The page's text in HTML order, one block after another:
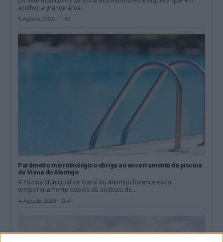
acolher a grande área...
5 Agosto, 2026 - 11:57
Parâmetro microbiológico obriga ao encerramento da piscina
de Viana do Alentejo
A Piscina Municipal de Viana do Alentejo foi encerrada
temporariamente depois de análises de...
4 Agosto, 2026 - 12:41